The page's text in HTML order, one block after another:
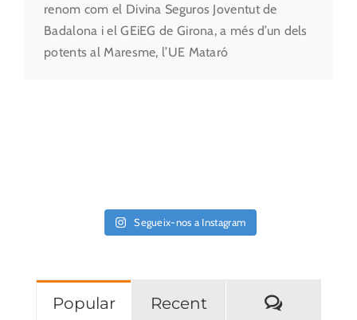
renom com el Divina Seguros Joventut de
Badalona i el GEiEG de Girona, a més d’un dels
potents al Maresme, l’UE Mataró
Segueix-nos a Instagram
Popular Recent